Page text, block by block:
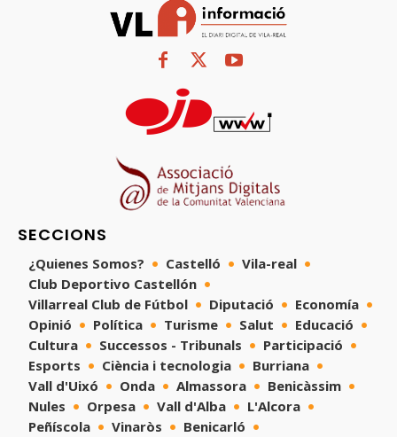
SECCIONS
¿Quienes Somos? Castelló
Vila-real
Club Deportivo Castellón
Villarreal Club de Fútbol
Diputació
Economía
Opinió
Política Turisme Salut
Educació
Cultura
Successos - Tribunals
Participació
Esports
Ciència i tecnologia
Burriana
Vall d'Uixó
Onda Almassora
Benicàssim
Nules
Orpesa Vall d'Alba
L'Alcora
Peñíscola
Vinaròs
Benicarló